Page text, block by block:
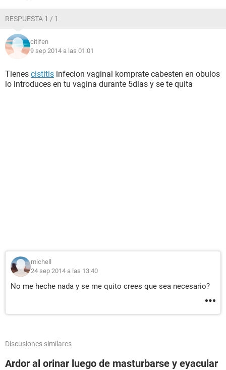
RESPUESTA 1 / 1
citifen
9 sep 2014 a las 01:01
Tienes cistitis infecion vaginal komprate cabesten en obulos
lo introduces en tu vagina durante 5dias y se te quita
michell
24 sep 2014 a las 13:40
No me heche nada y se me quito crees que sea necesario?
Discusiones similares
Ardor al orinar luego de masturbarse y eyacular